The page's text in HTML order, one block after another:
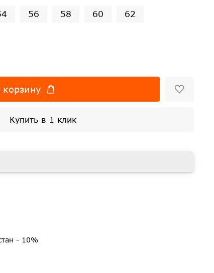
56 58 60 62
корзину
Купить в 1 клик
- 10%